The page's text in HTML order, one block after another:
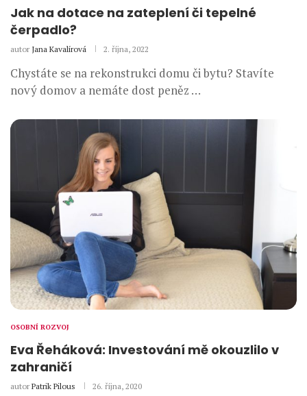
Jak na dotace na zateplení či tepelné
čerpadlo?
autor Jana Kavalírová 2. října, 2022
Chystáte se na rekonstrukci domu či bytu? Stavíte
nový domov a nemáte dost peněz …
OSOBNÍ ROZVOJ
Eva Řeháková: Investování mě okouzlilo v
zahraničí
autor Patrik Pilous 26. října, 2020